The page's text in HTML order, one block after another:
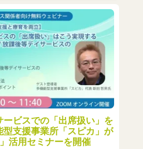
ビスでの「出席扱い」を
型支援事業所「スピカ」が
活用セミナーを開催